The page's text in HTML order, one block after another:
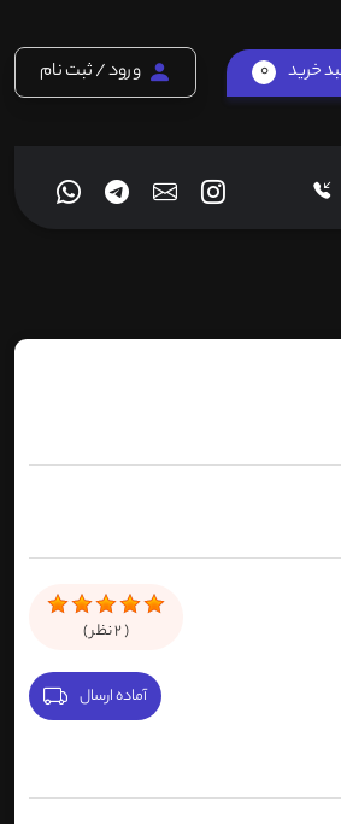
خرید 0 ورود / ثبت نام
(
2نظر )
آماده ارسال